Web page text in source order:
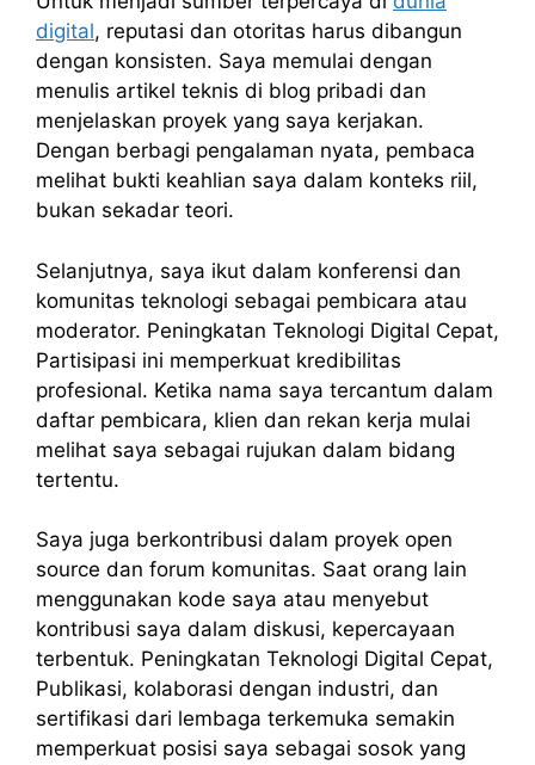
digital, reputasi dan otoritas harus dibangun
dengan konsisten. Saya memulai dengan
menulis artikel teknis di blog pribadi dan
menjelaskan proyek yang saya kerjakan.
Dengan berbagi pengalaman nyata, pembaca
melihat bukti keahlian saya dalam konteks riil,
bukan sekadar teori.
Selanjutnya, saya ikut dalam konferensi dan
komunitas teknologi sebagai pembicara atau
moderator. Peningkatan Teknologi Digital Cepat,
Partisipasi ini memperkuat kredibilitas
profesional. Ketika nama saya tercantum dalam
daftar pembicara, klien dan rekan kerja mulai
melihat saya sebagai rujukan dalam bidang
tertentu.
Saya juga berkontribusi dalam proyek open
source dan forum komunitas. Saat orang lain
menggunakan kode saya atau menyebut
kontribusi saya dalam diskusi, kepercayaan
terbentuk. Peningkatan Teknologi Digital Cepat,
Publikasi, kolaborasi dengan industri, dan
sertifikasi dari lembaga terkemuka semakin
memperkuat posisi saya sebagai sosok yang